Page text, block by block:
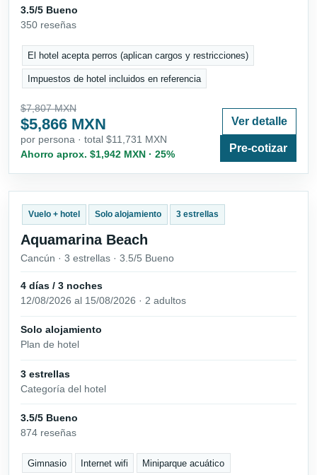
3.5/5 Bueno
350 reseñas
El hotel acepta perros (aplican cargos y restricciones)
Impuestos de hotel incluidos en referencia
$7,807 MXN
$5,866 MXN
por persona · total $11,731 MXN
Ahorro aprox. $1,942 MXN · 25%
Ver detalle
Pre-cotizar
Vuelo + hotel Solo alojamiento 3 estrellas
Aquamarina Beach
Cancún · 3 estrellas · 3.5/5 Bueno
4 días / 3 noches
12/08/2026 al 15/08/2026 · 2 adultos
Solo alojamiento
Plan de hotel
3 estrellas
Categoría del hotel
3.5/5 Bueno
874 reseñas
Gimnasio Internet wifi Miniparque acuático